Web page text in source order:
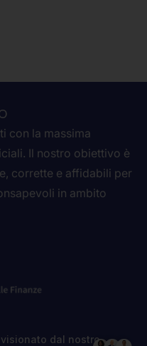
con la massima
Il nostro obiettivo è
corrette e affidabili per
in ambito
dal nostro